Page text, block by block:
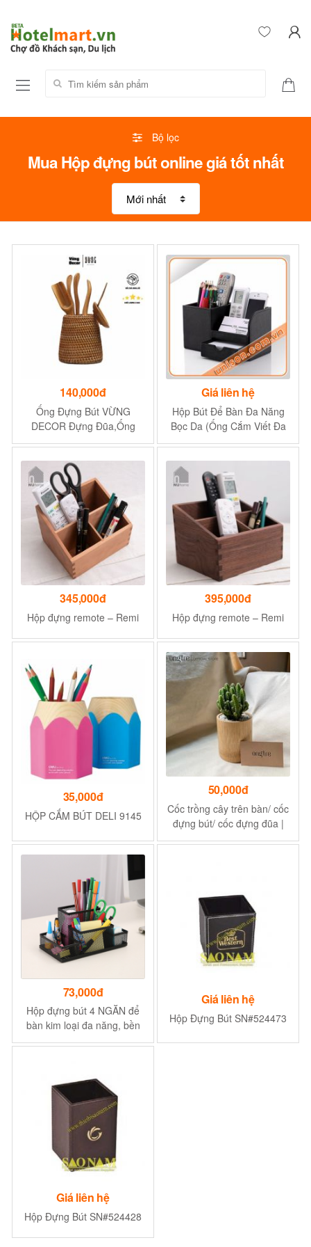
Tìm kiếm sản phẩm:
Bộ lọc
Mua Hộp đựng bút online giá tốt nhất
140,000đ
Ống Đựng Bút VỪNG
DECOR Đựng Đũa,Ống
Hút,Cọ Trang Điểm, Chất
VNXK
Giá liên hệ
Hộp Bút Để Bàn Đa Năng
Bọc Da (Ống Cắm Viết Đa
Năng Bọc Da)
345,000đ
Hộp đựng remote – Remi
395,000đ
Hộp đựng remote – Remi
35,000đ
HỘP CẮM BÚT DELI 9145
50,000đ
Cốc trồng cây trên bàn/ cốc
đựng bút/ cốc đựng đũa |
ongtre® (Vietnam)
73,000đ
Hộp đựng bút 4 NGĂN để
bàn kim loại đa năng, bền
đẹp phù hợp cho bàn học,
Giá liên hệ
Hộp Đựng Bút SN#524473
Giá liên hệ
Hộp Đựng Bút SN#524428